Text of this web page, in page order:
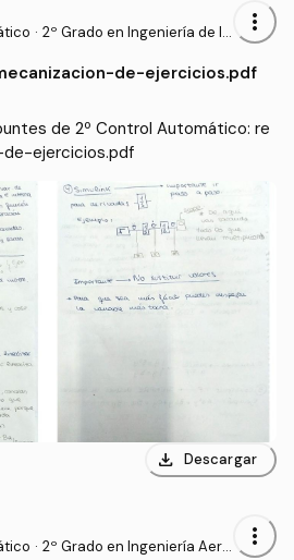
· 2º Grado en Ingeniería de la
icación (US)
more_vert
de-ejercicios.pdf
de 2º Control Automático: re
de-ejercicios.pdf
download Descargar
· 2º Grado en Ingeniería Aero
more_vert